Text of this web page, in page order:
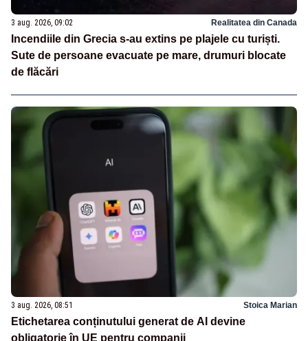
3 aug. 2026, 09:02 Realitatea din Canada
Incendiile din Grecia s-au extins pe plajele cu turiști.
Sute de persoane evacuate pe mare, drumuri blocate
de flăcări
3 aug. 2026, 08:51 Stoica Marian
Etichetarea conținutului generat de AI devine
obligatorie în UE pentru companii